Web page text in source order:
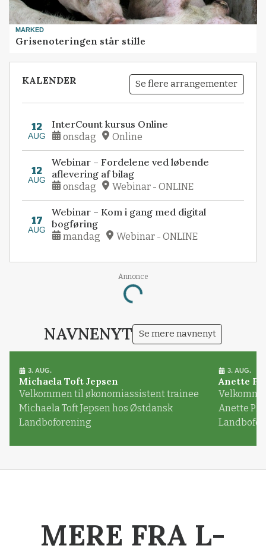
MARKED
Grisenoteringen står stille
KALENDER Se flere arrangementer
12
AUG
InterCount kursus Online
onsdag Online
12
AUG
Webinar – Fordelene ved løbende
aflevering af bilag
onsdag Webinar - ONLINE
17
AUG
Webinar – Kom i gang med digital
bogføring
mandag Webinar - ONLINE
Annonce
Loading...
NAVNENYT Se mere navnenyt
3. AUG.
Michaela Toft Jepsen
Velkommen til økonomiassistent trainee
Michaela Toft Jepsen hos Østdansk
Landboforening
3. AUG.
Anette
Anette
MERE FRA L-